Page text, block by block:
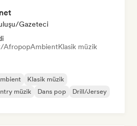
Gazeteci
AfropopAmbientKlasik müzik
Klasik müzik
müzik Dans pop
Drill/Jersey